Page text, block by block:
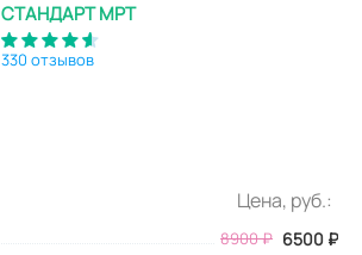
СТАНДАРТ МРТ
330 отзывов
Цена, руб.:
8900₽ 6500 ₽